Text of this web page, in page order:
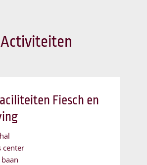
Activiteiten
Fiesch en
center